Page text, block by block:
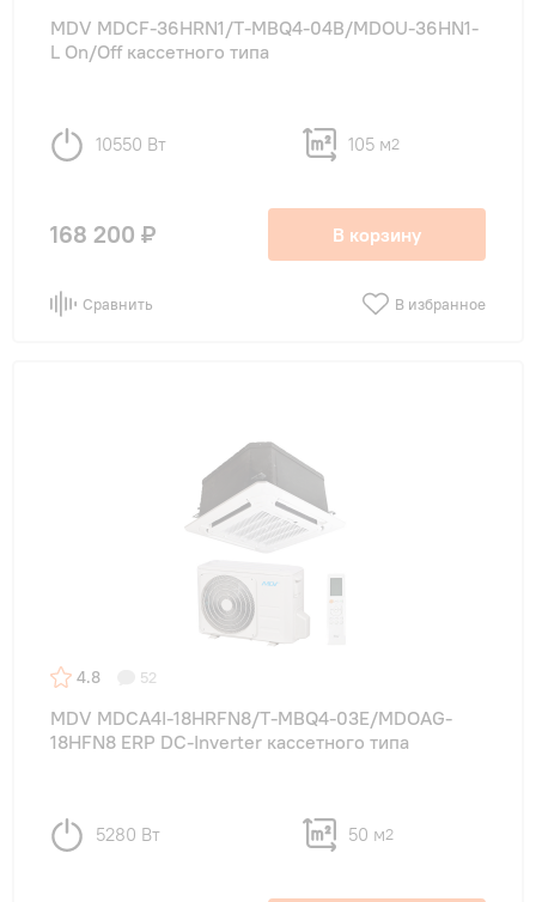
MDV MDCF-36HRN1/T-MBQ4-04B/MDOU-36HN1-
L On/Off кассетного типа
10550 Вт 105 м2
168 200 ₽ В корзину
Сравнить В избранное
4.8 52
MDV MDCA4I-18HRFN8/T-MBQ4-03E/MDOAG-
18HFN8 ERP DC-Inverter кассетного типа
5280 Вт 50 м2